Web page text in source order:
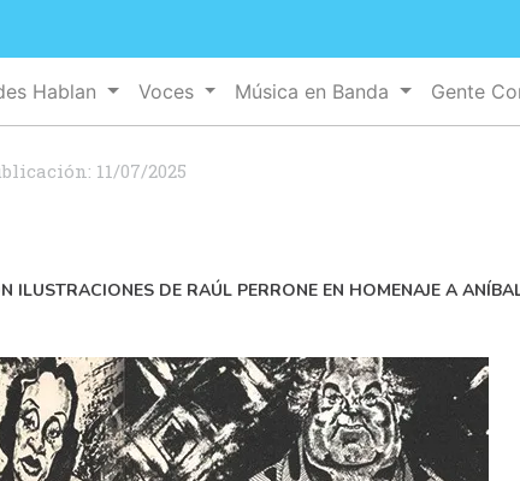
Hablan Voces Música en Banda Gente
11/07/2025
ILUSTRACIONES DE RAÚL PERRONE EN HOMENAJE A